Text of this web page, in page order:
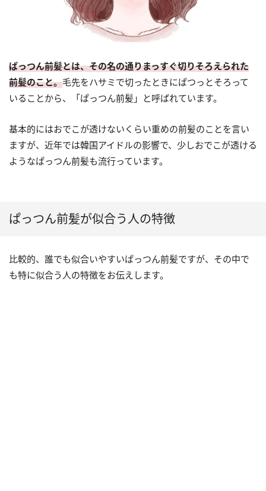
ぱっつん前髪とは、その名の通りまっすぐ切りそろえられた
前髪のこと。毛先をハサミで切ったときにぱつっとそろって
いることから、「ぱっつん前髪」と呼ばれています。
基本的にはおでこが透けないくらい重めの前髪のことを言い
ますが、近年では韓国アイドルの影響で、少しおでこが透ける
ようなぱっつん前髪も流行っています。
ぱっつん前髪が似合う人の特徴
比較的、誰でも似合いやすいぱっつん前髪ですが、その中で
も特に似合う人の特徴をお伝えします。